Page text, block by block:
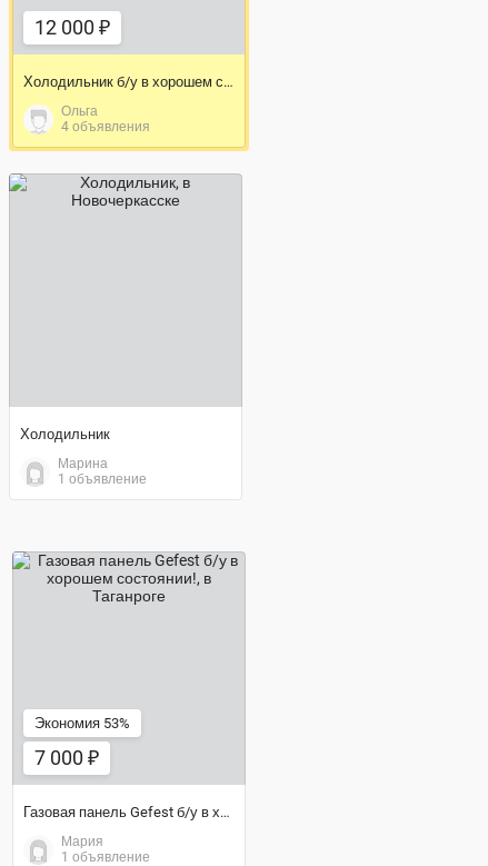
12 000 ₽
Холодильник б/у в хорошем состоянии,большая морозильная каме
Ольга
4 объявления
Холодильник
Марина
1 объявление
Экономия 53%
7 000 ₽
Газовая панель Gefest б/у в хорошем состоянии!
Мария
1 объявление